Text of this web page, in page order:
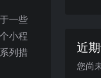
一些
小程
列措
近
您尚